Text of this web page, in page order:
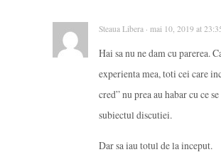
Steaua Libera · mai 10, 2019 at
Hai sa nu ne dam cu parerea.
experienta mea, toti cei care
cred” nu prea au habar cu ce
subiectul discutiei.
Dar sa iau totul de la inceput.